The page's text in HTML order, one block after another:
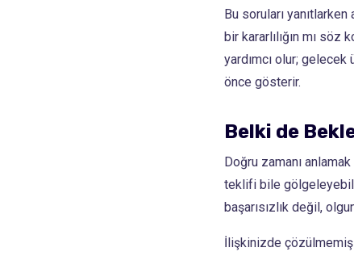
Bu soruları
bir kararlılığın mı
yardımcı olur; gelecek
önce gösterir.
Belki de
Doğru zamanı
teklifi bile
başarısızlık değil,
İlişkinizde çözülmemiş